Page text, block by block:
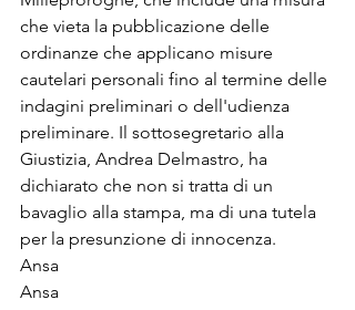
che vieta la pubblicazione delle
ordinanze che applicano misure
cautelari personali fino al termine delle
indagini preliminari o dell'udienza
preliminare. Il sottosegretario alla
Giustizia, Andrea Delmastro, ha
dichiarato che non si tratta di un
bavaglio alla stampa, ma di una tutela
per la presunzione di innocenza.
Ansa
Ansa